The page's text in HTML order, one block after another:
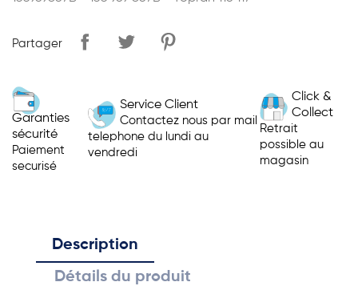
Partager
Garanties
sécurité
Paiement
securisé
Service Client
Contactez nous par mail
telephone du lundi au
vendredi
Click &
Collect
Retrait
possible au
magasin
Description
Détails du produit